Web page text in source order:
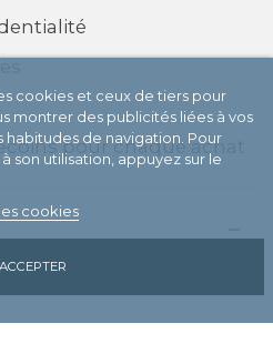
pour chaque achat
cookies et ceux de tiers pour
montrer des publicités liées à vos
habitudes de navigation. Pour
son utilisation, appuyez sur le
cookies
ACCEPTER